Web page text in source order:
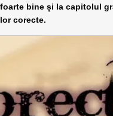
bine și la capitolul
corecte.